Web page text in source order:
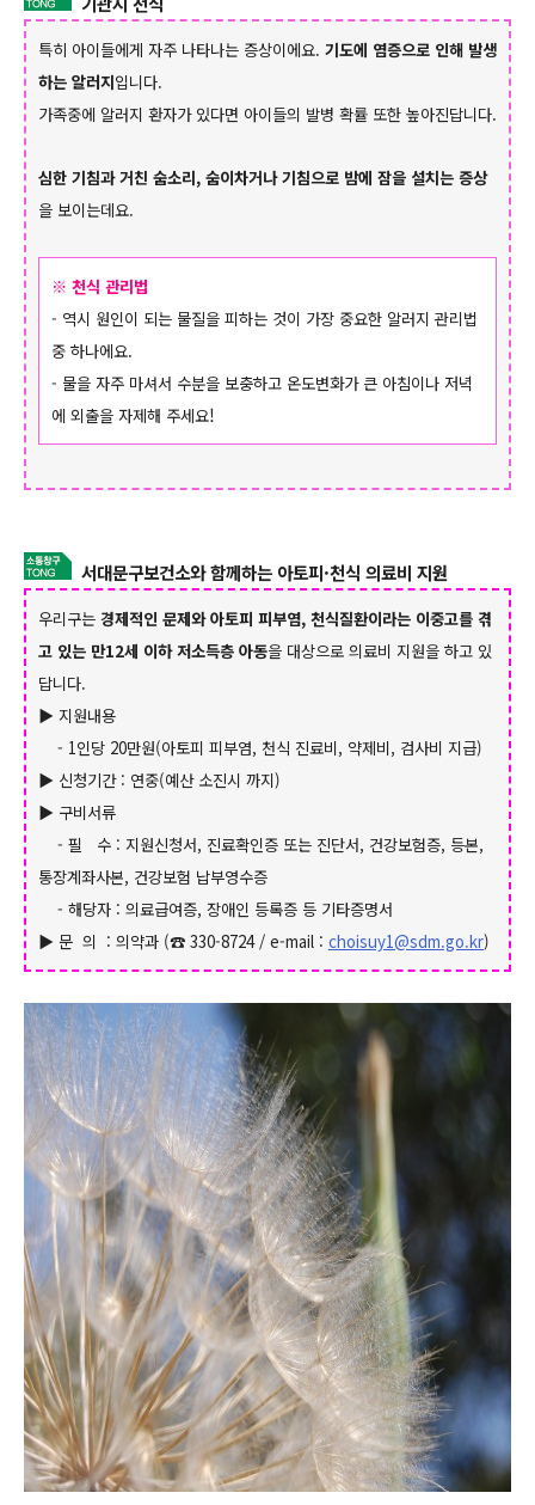
특히 아이들에게 자주 나타나는 증상이에요. 기도에 염증으로 인해 발생
하는 알러지입니다.
가족중에 알러지 환자가 있다면 아이들의 발병 확률 또한 높아진답니다.
심한 기침과 거친 숨소리, 숨이차거나 기침으로 밤에 잠을 설치는 증상
을 보이는데요.
※ 천식 관리법
- 역시 원인이 되는 물질을 피하는 것이 가장 중요한 알러지 관리법
중 하나에요.
- 물을 자주 마셔서 수분을 보충하고 온도변화가 큰 아침이나 저녁
에 외출을 자제해 주세요!
서대문구보건소와 함께하는 아토피·천식 의료비 지원
우리구는 경제적인 문제와 아토피 피부염, 천식질환이라는 이중고를 겪
고 있는 만12세 이하 저소득층 아동을 대상으로 의료비 지원을 하고 있
답니다.
▶ 지원내용
- 1인당 20만원(아토피 피부염, 천식 진료비, 약제비, 검사비 지급)
▶ 신청기간 : 연중(예산 소진시 까지)
▶ 구비서류
- 필 수 : 지원신청서, 진료확인증 또는 진단서, 건강보험증, 등본,
통장계좌사본, 건강보험 납부영수증
- 해당자 : 의료급여증, 장애인 등록증 등 기타증명서
▶ 문 의 : 의약과 (☎ 330-8724 / e-mail : choisuy1@sdm.go.kr)